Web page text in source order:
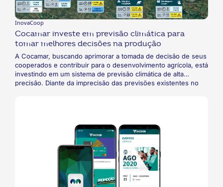
InovaCoop
Cocamar investe em previsão climática para
tomar melhores decisões na produção
A Cocamar, buscando aprimorar a tomada de decisão de seus
cooperados e contribuir para o desenvolvimento agrícola, está
investindo em um sistema de previsão climática de alta
precisão. Diante da imprecisão das previsões existentes no